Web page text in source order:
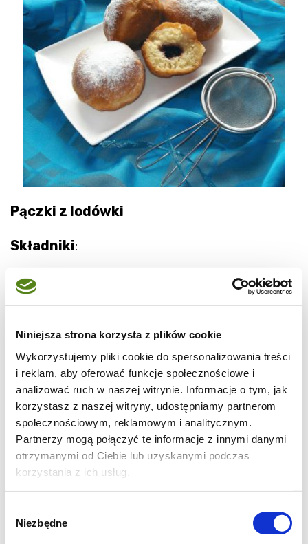
Niniejsza strona korzysta z plików cookie
Wykorzystujemy pliki cookie do spersonalizowania treści
i reklam, aby oferować funkcje społecznościowe i
analizować ruch w naszej witrynie. Informacje o tym, jak
korzystasz z naszej witryny, udostępniamy partnerom
społecznościowym, reklamowym i analitycznym.
Partnerzy mogą połączyć te informacje z innymi danymi
otrzymanymi od Ciebie lub uzyskanymi podczas
korzystania z ich usług.
zgody
Niezbędne
Pączki z lodówki
Składniki:
50g drożdży
2 jajka
6 łyżek cukru
cukier waniliowy
szczypta soli
1/2 kieliszka spirytusu
oraz dodatkowo: